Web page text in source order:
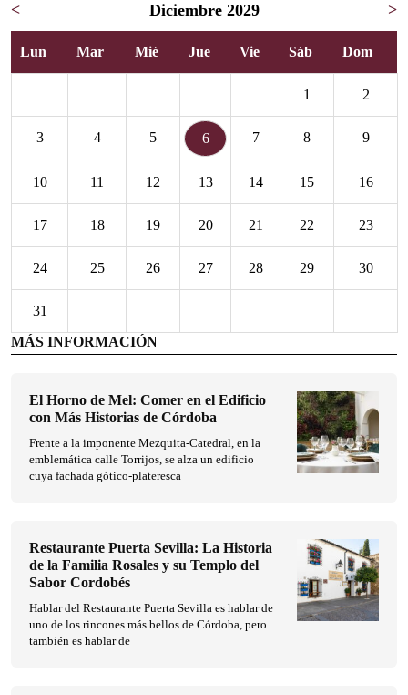
< Diciembre 2029 >
Lun Mar Mié Jue Vie Sáb Dom
1 2
3 4 5 6 7 8 9
10 11 12 13 14 15 16
17 18 19 20 21 22 23
24 25 26 27 28 29 30
31
MÁS INFORMACIÓN
El Horno de Mel: Comer en el Edificio
con Más Historias de Córdoba
Frente a la imponente Mezquita-Catedral, en la
emblemática calle Torrijos, se alza un edificio
cuya fachada gótico-plateresca
Restaurante Puerta Sevilla: La Historia
de la Familia Rosales y su Templo del
Sabor Cordobés
Hablar del Restaurante Puerta Sevilla es hablar de
uno de los rincones más bellos de Córdoba, pero
también es hablar de